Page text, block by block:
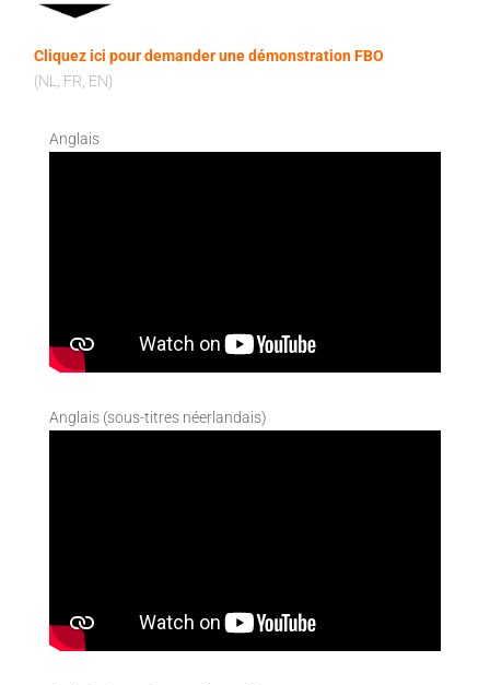
Cliquez ici pour demander une démonstration FBO
(NL, FR, EN)
Anglais
Anglais (sous-titres néerlandais)